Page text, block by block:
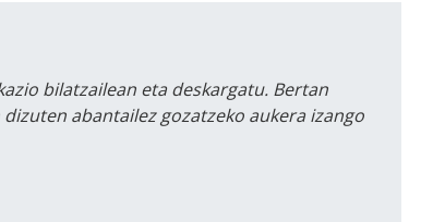
bilatzailean eta deskargatu. Bertan
abantailez gozatzeko aukera izango